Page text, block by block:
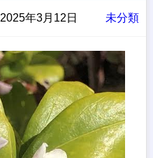
未分類
2025年3月12日